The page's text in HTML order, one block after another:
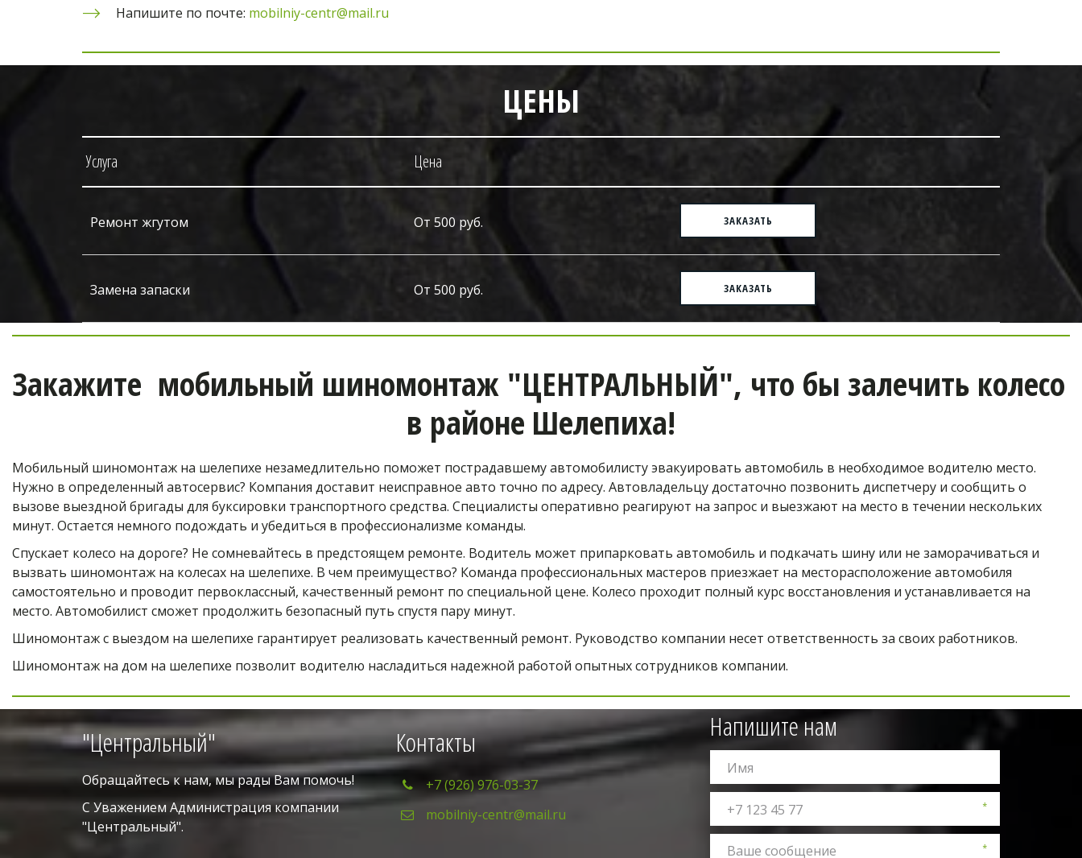
Напишите по почте: mobilniy-centr@mail.ru
ЦЕНЫ
Услуга Цена
Ремонт жгутом От 500 руб. ЗАКАЗАТЬ
Замена запаски От 500 руб. ЗАКАЗАТЬ
Закажите  мобильный шиномонтаж "ЦЕНТРАЛЬНЫЙ", что бы залечить колесо
в районе Шелепиха!
Мобильный шиномонтаж на шелепихе незамедлительно поможет пострадавшему автомобилисту эвакуировать автомобиль в необходимое водителю место.
Нужно в определенный автосервис? Компания доставит неисправное авто точно по адресу. Автовладельцу достаточно позвонить диспетчеру и сообщить о
вызове выездной бригады для буксировки транспортного средства. Специалисты оперативно реагируют на запрос и выезжают на место в течении нескольких
минут. Остается немного подождать и убедиться в профессионализме команды.
Спускает колесо на дороге? Не сомневайтесь в предстоящем ремонте. Водитель может припарковать автомобиль и подкачать шину или не заморачиваться и
вызвать шиномонтаж на колесах на шелепихе. В чем преимущество? Команда профессиональных мастеров приезжает на месторасположение автомобиля
самостоятельно и проводит первоклассный, качественный ремонт по специальной цене. Колесо проходит полный курс восстановления и устанавливается на
место. Автомобилист сможет продолжить безопасный путь спустя пару минут.
Шиномонтаж с выездом на шелепихе гарантирует реализовать качественный ремонт. Руководство компании несет ответственность за своих работников.
Шиномонтаж на дом на шелепихе позволит водителю насладиться надежной работой опытных сотрудников компании.
"Центральный"
Обращайтесь к нам, мы рады Вам помочь!
С Уважением Администрация компании
"Центральный".
Контакты
+7 (926) 976-03-37
mobilniy-centr@mail.ru
Напишите нам
*
*